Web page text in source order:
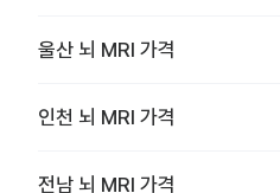
울산 뇌 MRI 가격
인천 뇌 MRI 가격
전남 뇌 MRI 가격